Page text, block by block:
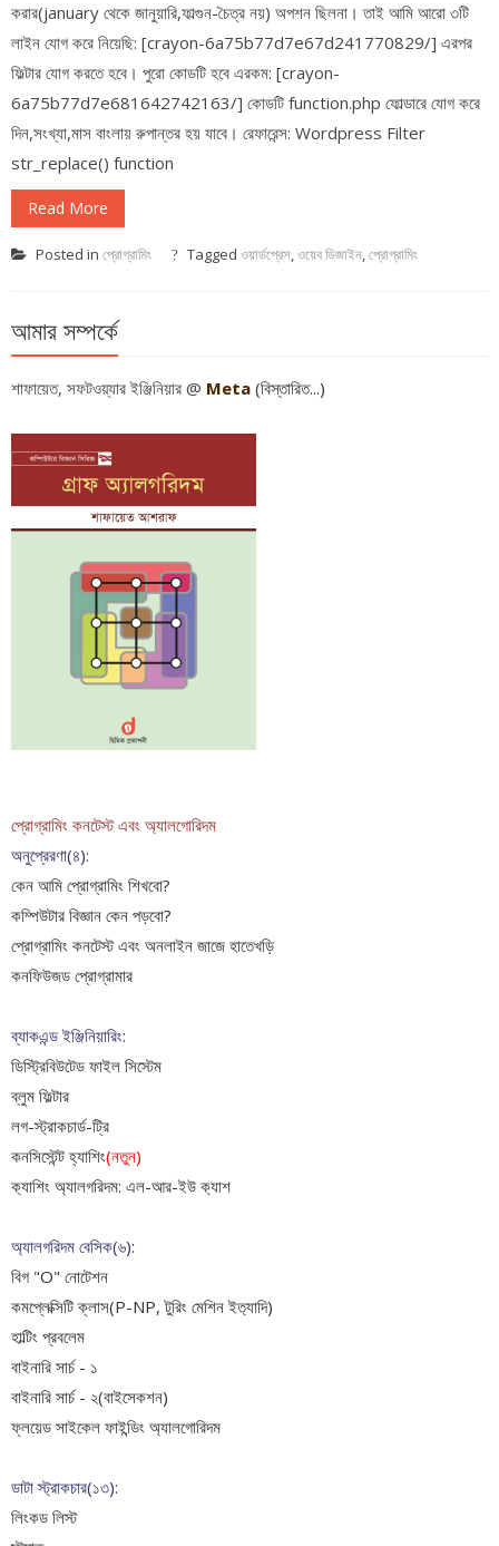
করার(january থেকে জানুয়ারি,ফাল্গুন-চৈত্র নয়) অপশন ছিলনা। তাই আমি আরো ৩টি
লাইন যোগ করে নিয়েছি: [crayon-6a75b77d7e67d241770829/] এরপর
ফিল্টার যোগ করতে হবে। পুরো কোডটি হবে এরকম: [crayon-
6a75b77d7e681642742163/] কোডটি function.php ফোল্ডারে যোগ করে
দিন,সংখ্যা,মাস বাংলায় রুপান্তর হয় যাবে। রেফারেন্স: Wordpress Filter
str_replace() function
Read More
Posted in প্রোগ্রামিং Tagged ওয়ার্ডপ্রেস,ওয়েব ডিজাইন,প্রোগ্রামিং
আমার সম্পর্কে
শাফায়েত, সফটওয়্যার ইঞ্জিনিয়ার @ Meta (বিস্তারিত...)
প্রোগ্রামিং কনটেস্ট এবং অ‍্যালগোরিদম
অনুপ্রেরণা(৪):
কেন আমি প্রোগ্রামিং শিখবো?
কম্পিউটার বিজ্ঞান কেন পড়বো?
প্রোগ্রামিং কনটেস্ট এবং অনলাইন জাজে হাতেখড়ি
কনফিউজড প্রোগ্রামার
ব্যাকএন্ড ইঞ্জিনিয়ারিং:
ডিস্ট্রিবিউটেড ফাইল সিস্টেম
ব্লুম ফিল্টার
লগ-স্ট্রাকচার্ড-ট্রি
কনসিস্টেন্ট হ্যাশিং(নতুন)
ক‍্যাশিং অ‍্যালগরিদম: এল-আর-ইউ ক‍্যাশ
অ্যালগরিদম বেসিক(৬):
বিগ "O" নোটেশন
কমপ্লেক্সিটি ক্লাস(P-NP, টুরিং মেশিন ইত‍্যাদি)
হাল্টিং প্রবলেম
বাইনারি সার্চ - ১
বাইনারি সার্চ - ২(বাইসেকশন)
ফ্লয়েড সাইকেল ফাইন্ডিং অ্যালগোরিদম
ডাটা স্ট্রাকচার(১৩):
লিংকড লিস্ট